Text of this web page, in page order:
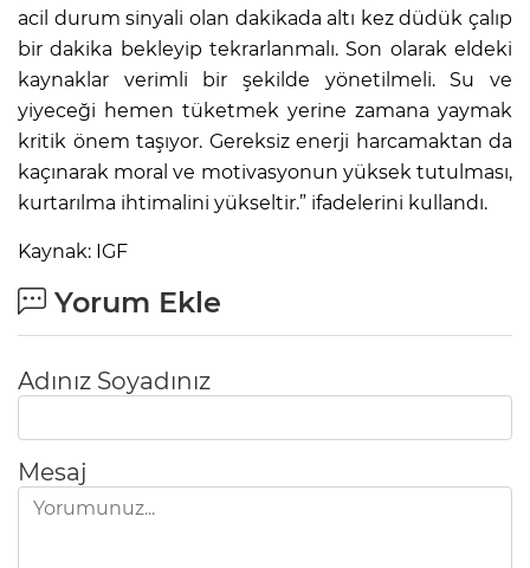
acil durum sinyali olan dakikada altı kez düdük çalıp
bir dakika bekleyip tekrarlanmalı. Son olarak eldeki
kaynaklar verimli bir şekilde yönetilmeli. Su ve
yiyeceği hemen tüketmek yerine zamana yaymak
kritik önem taşıyor. Gereksiz enerji harcamaktan da
kaçınarak moral ve motivasyonun yüksek tutulması,
kurtarılma ihtimalini yükseltir.” ifadelerini kullandı.
Kaynak: IGF
Yorum Ekle
Adınız Soyadınız
Mesaj